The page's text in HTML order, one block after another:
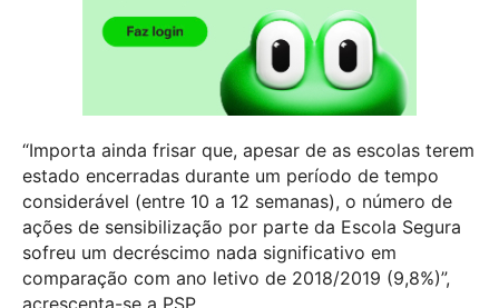
“Importa ainda frisar que, apesar de as escolas terem
estado encerradas durante um período de tempo
considerável (entre 10 a 12 semanas), o número de
ações de sensibilização por parte da Escola Segura
sofreu um decréscimo nada significativo em
comparação com ano letivo de 2018/2019 (9,8%)”,